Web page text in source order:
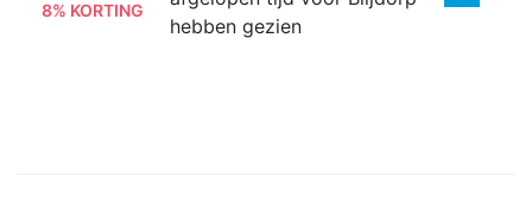
8% KORTING
hebben gezien